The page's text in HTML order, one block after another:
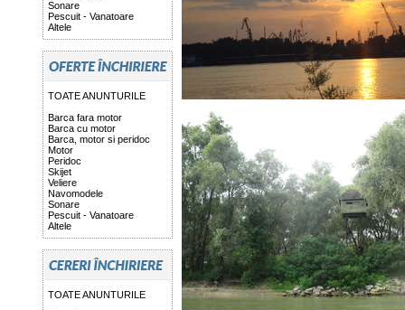
Sonare
Pescuit - Vanatoare
Altele
TOATE ANUNTURILE
Barca fara motor
Barca cu motor
Barca, motor si peridoc
Motor
Peridoc
Skijet
Veliere
Navomodele
Sonare
Pescuit - Vanatoare
Altele
TOATE ANUNTURILE